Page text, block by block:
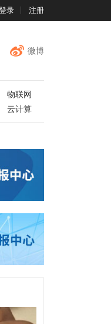
录 注册
微博
物联网
云计算